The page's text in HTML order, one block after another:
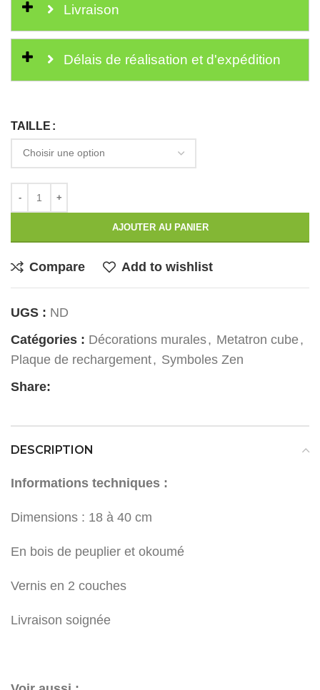
Livraison
Délais de réalisation et d'expédition
TAILLE
AJOUTER AU PANIER
Compare Add to wishlist
UGS : ND
Catégories : Décorations murales, Metatron cube,
Plaque de rechargement, Symboles Zen
Share:
DESCRIPTION
Informations techniques :
Dimensions : 18 à 40 cm
En bois de peuplier et okoumé
Vernis en 2 couches
Livraison soignée